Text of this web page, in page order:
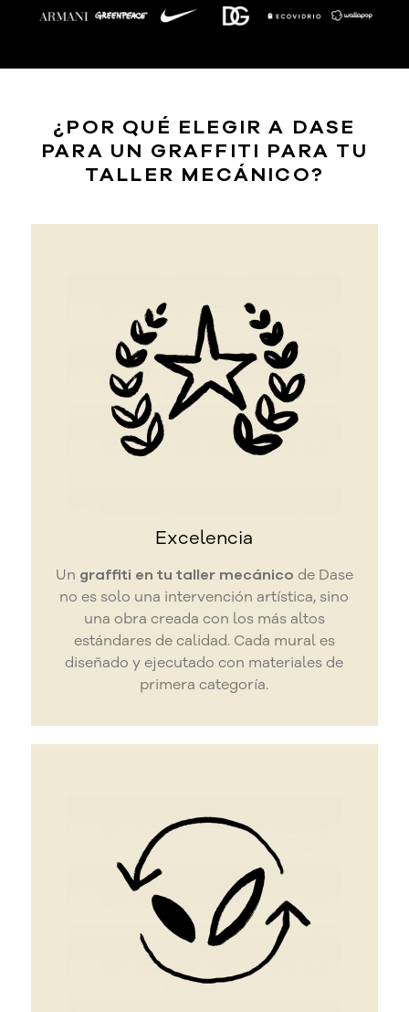
¿POR QUÉ ELEGIR A DASE
PARA UN GRAFFITI PARA TU
TALLER MECÁNICO?
Excelencia
Un graffiti en tu taller mecánico de Dase
no es solo una intervención artística, sino
una obra creada con los más altos
estándares de calidad. Cada mural es
diseñado y ejecutado con materiales de
primera categoría.